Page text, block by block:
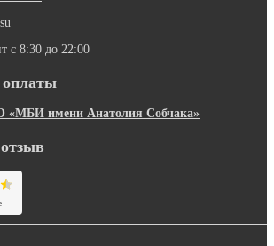
с 8:30 до 22:00
имени Анатолия Собчака»